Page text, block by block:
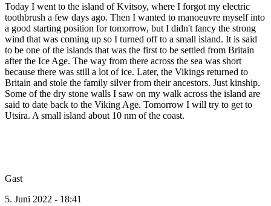
Today I went to the island of Kvitsoy, where I forgot my electric
toothbrush a few days ago. Then I wanted to manoeuvre myself into
a good starting position for tomorrow, but I didn't fancy the strong
wind that was coming up so I turned off to a small island. It is said
to be one of the islands that was the first to be settled from Britain
after the Ice Age. The way from there across the sea was short
because there was still a lot of ice. Later, the Vikings returned to
Britain and stole the family silver from their ancestors. Just kinship.
Some of the dry stone walls I saw on my walk across the island are
said to date back to the Viking Age. Tomorrow I will try to get to
Utsira. A small island about 10 nm of the coast.
Gast
5. Juni 2022 - 18:41